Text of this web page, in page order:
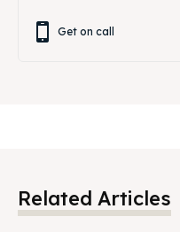
Get on call
Related Articles